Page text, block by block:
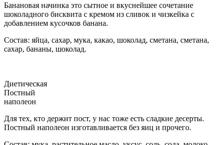
Банановая начинка это сытное и вкуснейшее сочетание
шоколадного бисквита с кремом из сливок и чизкейка с
добавлением кусочков банана.
Состав: яйца, сахар, мука, какао, шоколад, сметана, сметана,
сахар, бананы, шоколад.
Диетическая
Постный
наполеон
Для тех, кто держит пост, у нас тоже есть сладкие десерты.
Постный наполеон изготавливается без яиц и прочего.